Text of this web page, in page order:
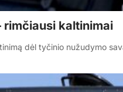
rimčiausi kaltinimai
dėl tyčinio nužudymo